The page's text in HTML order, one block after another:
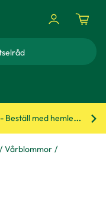
Beställ med hemleverans!
Vårblommor